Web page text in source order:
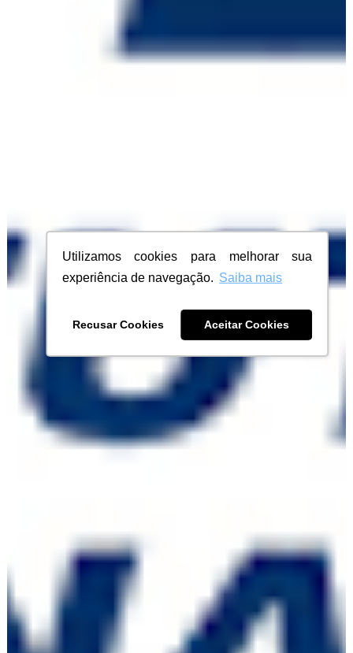
Utilizamos cookies para melhorar sua
experiência de navegação. Saiba mais
Recusar Cookies Aceitar Cookies